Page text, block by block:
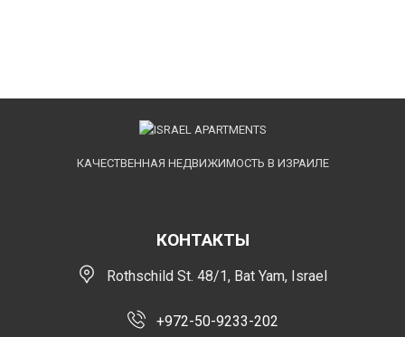
КАЧЕСТВЕННАЯ НЕДВИЖИМОСТЬ В ИЗРАИЛЕ
КОНТАКТЫ
Rothschild St. 48/1, Bat Yam, Israel
+972-50-9233-202